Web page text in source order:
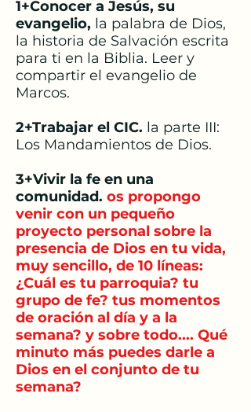
1+Conocer a Jesús, su
evangelio, la palabra de Dios,
la historia de Salvación escrita
para ti en la Biblia. Leer y
compartir el evangelio de
Marcos.
2+Trabajar el CIC. la parte III:
Los Mandamientos de Dios.
3+Vivir la fe en una
comunidad. os propongo
venir con un pequeño
proyecto personal sobre la
presencia de Dios en tu vida,
muy sencillo, de 10 líneas:
¿Cuál es tu parroquia? tu
grupo de fe? tus momentos
de oración al día y a la
semana? y sobre todo.... Qué
minuto más puedes darle a
Dios en el conjunto de tu
semana?